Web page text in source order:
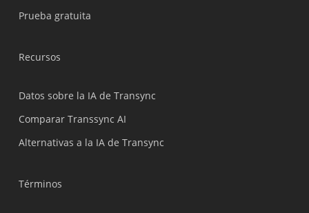
Prueba gratuita
Recursos
Datos sobre la IA de Transync
Comparar Transsync AI
Alternativas a la IA de Transync
Términos